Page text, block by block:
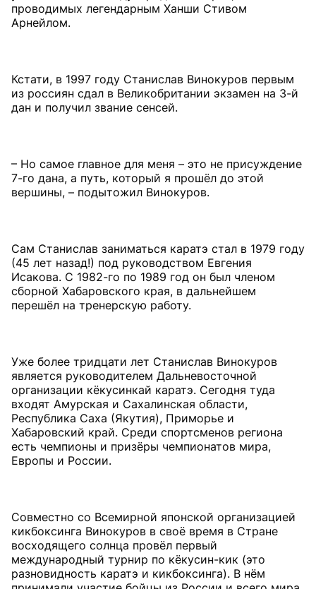
проводимых легендарным Ханши Стивом
Арнейлом.
Кстати, в 1997 году Станислав Винокуров первым
из россиян сдал в Великобритании экзамен на 3-й
дан и получил звание сенсей.
– Но самое главное для меня – это не присуждение
7-го дана, а путь, который я прошёл до этой
вершины, – подытожил Винокуров.
Сам Станислав заниматься каратэ стал в 1979 году
(45 лет назад!) под руководством Евгения
Исакова. С 1982-го по 1989 год он был членом
сборной Хабаровского края, в дальнейшем
перешёл на тренерскую работу.
Уже более тридцати лет Станислав Винокуров
является руководителем Дальневосточной
организации кёкусинкай каратэ. Сегодня туда
входят Амурская и Сахалинская области,
Республика Саха (Якутия), Приморье и
Хабаровский край. Среди спортсменов региона
есть чемпионы и призёры чемпионатов мира,
Европы и России.
Совместно со Всемирной японской организацией
кикбоксинга Винокуров в своё время в Стране
восходящего солнца провёл первый
международный турнир по кёкусин-кик (это
разновидность каратэ и кикбоксинга). В нём